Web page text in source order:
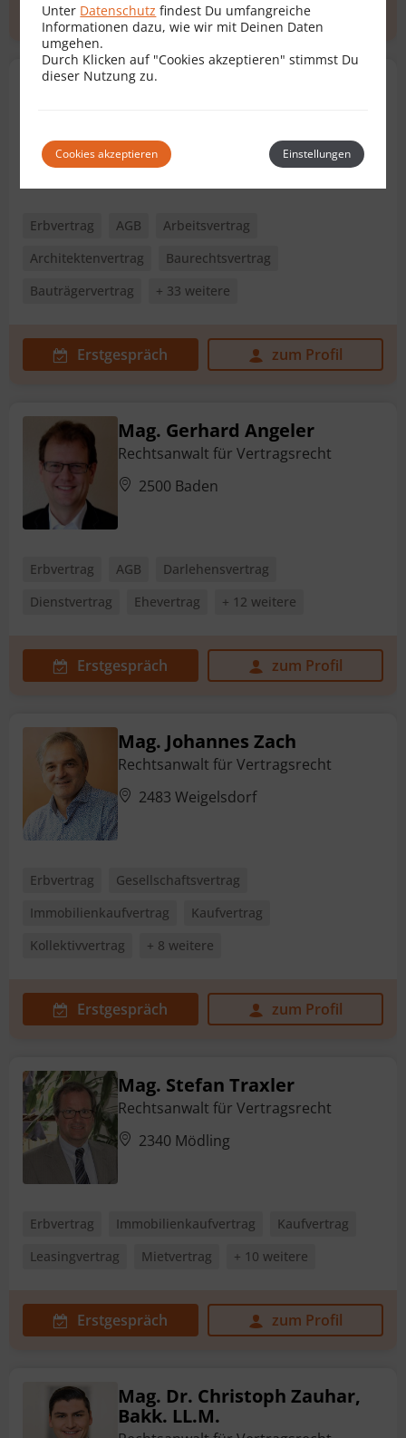
Erstgespräch zum Profil
Dr. Helmut Binder
9500 Villach
Erbvertrag AGB
Arbeitsvertrag
Architektenvertrag
Baurechtsvertrag
Bauträgervertrag
+ 33 weitere
Erstgespräch zum Profil
Mag. Gerhard Angeler
Rechtsanwalt für Vertragsrecht
2500 Baden
Erbvertrag AGB
Darlehensvertrag
Dienstvertrag
Ehevertrag + 12 weitere
Erstgespräch zum Profil
Mag. Johannes Zach
Rechtsanwalt für Vertragsrecht
2483 Weigelsdorf
Erbvertrag
Gesellschaftsvertrag
Immobilienkaufvertrag
Kaufvertrag
Kollektivvertrag
+ 8 weitere
Erstgespräch zum Profil
Mag. Stefan Traxler
Rechtsanwalt für Vertragsrecht
2340 Mödling
Erbvertrag Immobilienkaufvertrag
Kaufvertrag
Leasingvertrag
Mietvertrag + 10 weitere
Erstgespräch zum Profil
Mag. Dr. Christoph Zauhar,
Bakk. LL.M.
Unter Datenschutz findest Du umfangreiche
Informationen dazu, wie wir mit Deinen Daten
umgehen.
Durch Klicken auf "Cookies akzeptieren" stimmst Du
dieser Nutzung zu.
Cookies akzeptieren Einstellungen